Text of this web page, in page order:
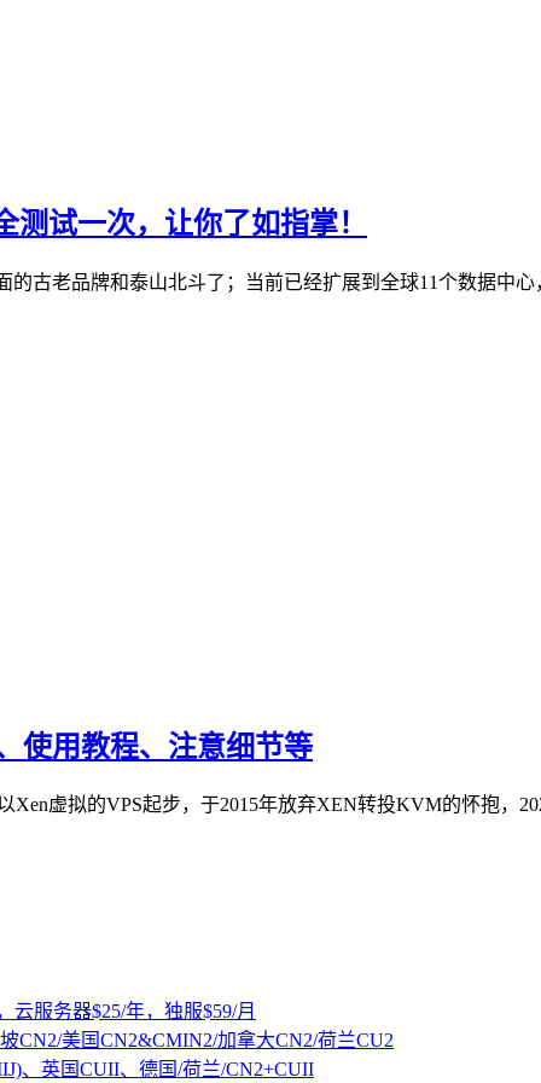
试一次，让你了如指掌！
的古老品牌和泰山北斗了；当前已经扩展到全球11个数据中
使用教程、注意细节等
Xen虚拟的VPS起步，于2015年放弃XEN转投KVM的怀抱，
服务器$25/年，独服$59/月
CN2/美国CN2&CMIN2/加拿大CN2/荷兰CU2
、英国CUII、德国/荷兰/CN2+CUII